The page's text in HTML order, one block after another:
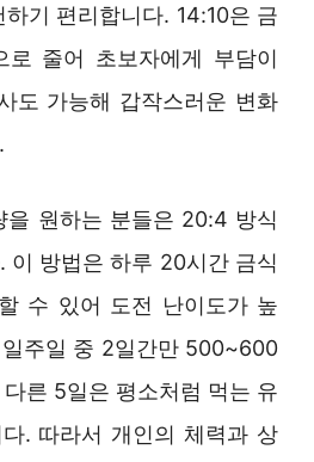
기 편리합니다. 14:10은 금
로 줄어 초보자에게 부담이
도 가능해 갑작스러운 변화
을 원하는 분들은 20:4 방식
이 방법은 하루 20시간 금식
수 있어 도전 난이도가 높
주일 중 2일간만 500~600
른 5일은 평소처럼 먹는 유
. 따라서 개인의 체력과 상